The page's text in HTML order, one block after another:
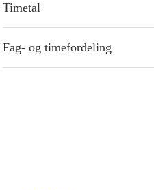
Timetal
Fag- og timefordeling